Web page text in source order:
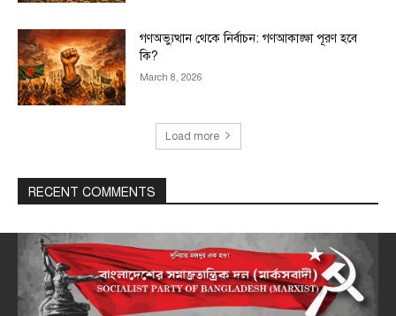
গণঅভ্যুত্থান থেকে নির্বাচন: গণআকাঙ্ক্ষা পূরণ হবে
কি?
March 8, 2026
Load more
RECENT COMMENTS